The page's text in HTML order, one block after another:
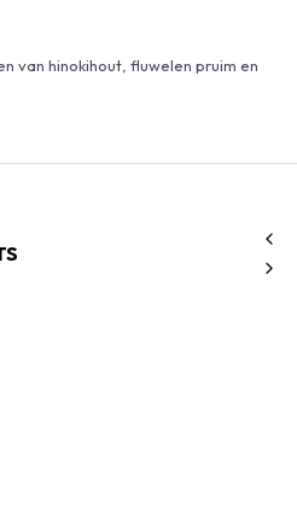
van hinokihout, fluwelen pruim en